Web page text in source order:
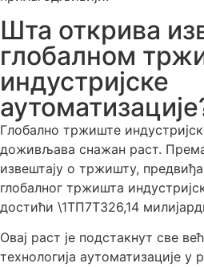
Шта открива
глобалном
индустријске
Глобално тржиште
доживљава снажан раст.
извештају о тржишту,
глобалног тржишта
достићи \1ТП7Т326,14
Овај раст је подстакнут све
технологија аутоматизације у